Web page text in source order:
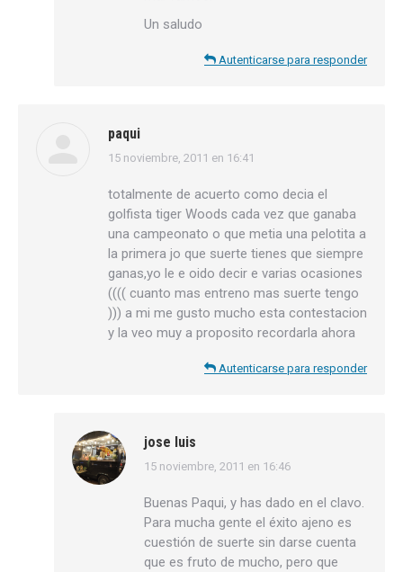
Un saludo
Autenticarse para responder
paqui
dice:
15 noviembre, 2011 en 16:41
totalmente de acuerto como decia el
golfista tiger Woods cada vez que ganaba
una campeonato o que metia una pelotita a
la primera jo que suerte tienes que siempre
ganas,yo le e oido decir e varias ocasiones
(((( cuanto mas entreno mas suerte tengo
))) a mi me gusto mucho esta contestacion
y la veo muy a proposito recordarla ahora
Autenticarse para responder
jose luis
dice:
15 noviembre, 2011 en 16:46
Buenas Paqui, y has dado en el clavo.
Para mucha gente el éxito ajeno es
cuestión de suerte sin darse cuenta
que es fruto de mucho, pero que